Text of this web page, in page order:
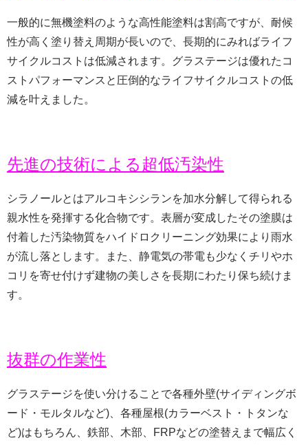
一般的に無機塗料のような高性能塗料は割高ですが、耐候
性が高く塗り替え周期が長いので、長期的にみればライフ
サイクルコストは低減されます。グラステージは優れたコ
ストパフォーマンスと圧倒的なライフサイクルコストの低
減を叶えました。
先進の技術による超低汚染性
シラノールとはアルコキシシランを加水分解して得られる
親水性を発揮する化合物です。表層が変成したその塗膜は
付着した汚染物質をハイドロクリーニング効果により雨水
が流し落とします。また、静電気の帯電も少なくチリやホ
コリを寄せ付けず建物の美しさを長期にわたり保ち続けま
す。
抜群の作業性
グラステージを使い分けることで各種外壁(サイディングボ
ード・モルタルなど)、各種屋根(カラーベスト・トタンな
ど)はもちろん、鉄部、木部、FRPなどの塗替えまで幅広く